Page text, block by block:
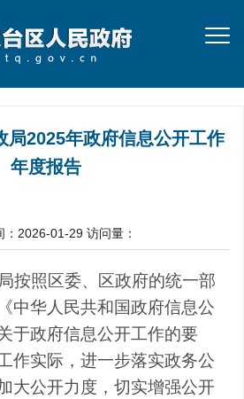
局2025年政府信息公开工作
年度报告
：2026-01-29 访问量：
按照区委、区政府的统一部
中华人民共和国政府信息公
于政府信息公开工作的要
作实际， 进一步落实政务公
大公开力度，切实增强公开